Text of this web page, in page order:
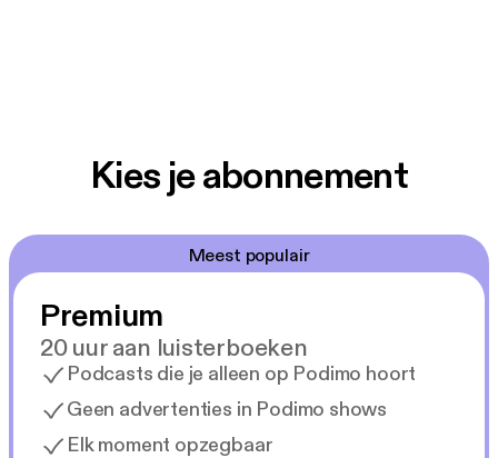
Kies je abonnement
Meest populair
Premium
20 uur aan luisterboeken
Podcasts die je alleen op Podimo hoort
Geen advertenties in Podimo shows
Elk moment opzegbaar